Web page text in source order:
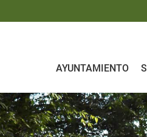
AYUNTAMIENTO
de